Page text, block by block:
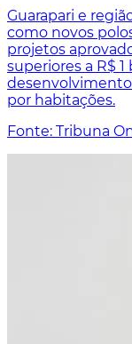
Guarapari e
como novos
projetos
superiores a R$
por habitações.
Fonte: Tribuna